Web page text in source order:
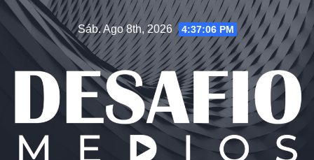
Sáb. Ago 8th, 2026 4:37:07 PM